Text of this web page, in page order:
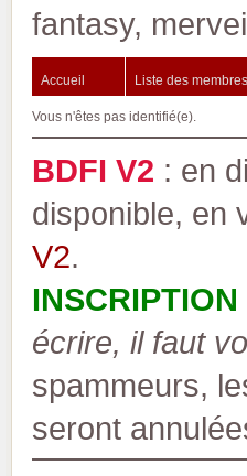
fantasy,
Accueil Liste des membres
Vous n'êtes pas identifié(e).
BDFI V2 : en
disponible, en
V2.
INSCRIPTION
écrire, il faut
spammeurs,
seront